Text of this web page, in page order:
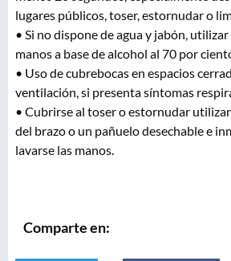
lugares públicos, toser, estornudar o
• Si no dispone de agua y jabón,
manos a base de alcohol al 70 por
• Uso de cubrebocas en espacios
ventilación, si presenta síntomas
• Cubrirse al toser o estornudar
del brazo o un pañuelo desechable e
lavarse las manos.
Comparte en: